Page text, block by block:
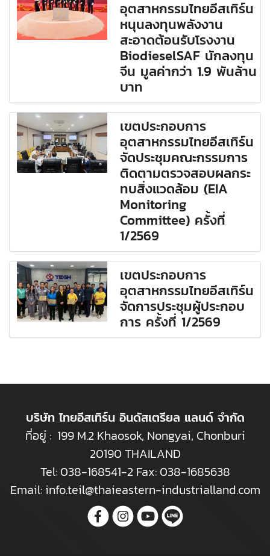
อุตสาหกรรมไทยอีสเทิร์น
หนุนลงทุนพลังงาน
สะอาดต้อนรับโรงงาน
BiodieselSAF นักลงทุน
จีน มูลค่ากว่า 1.9 พันล้าน
บาท
เขตประกอบการ
อุตสาหกรรมไทยอีสเทิร์น
จัดประชุมคณะกรรมการ
ติดตามตรวจสอบผลกระ
ทบสิ่งแวดล้อม (EIA
Monitoring
Committee) ครั้งที่
1/2569
เขตประกอบการ
อุตสาหกรรมไทยอีสเทิร์น
จัดการประชุมผู้ประกอบ
การ ครั้งที่ 1/2569
บริษัท ไทยอีสเทิร์น อินดัสเตรียล แลนด์ จำกัด
ที่อยู่ : 199 M.2 Khaosok, Nongyai, Chonburi
20190 THAILAND
Tel: 038-168541-2Fax: 038-1685638
Email: info.teil@thaieastern-industrialland.com